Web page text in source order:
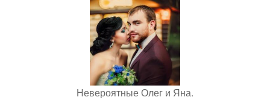
Невероятные Олег и Яна.